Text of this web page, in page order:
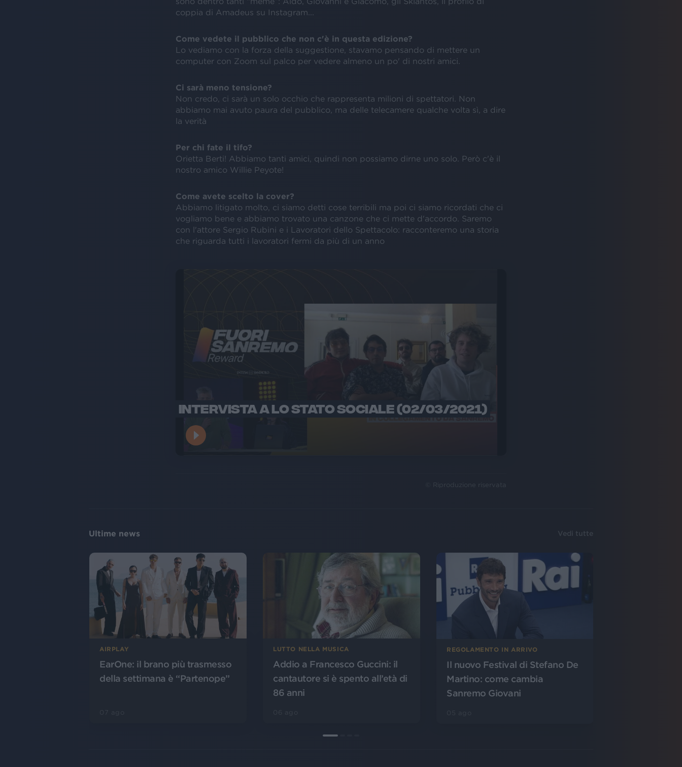
coppia di Amadeus su Instagram...
Come vedete il pubblico che non c'è in questa edizione?
Lo vediamo con la forza della suggestione, stavamo pensando di mettere un
computer con Zoom sul palco per vedere almeno un po' di nostri amici.
Ci sarà meno tensione?
Non credo, ci sarà un solo occhio che rappresenta milioni di spettatori. Non
abbiamo mai avuto paura del pubblico, ma delle telecamere qualche volta sì, a dire
la verità
Per chi fate il tifo?
Orietta Berti! Abbiamo tanti amici, quindi non possiamo dirne uno solo. Però c'è il
nostro amico Willie Peyote!
Come avete scelto la cover?
Abbiamo litigato molto, ci siamo detti cose terribili ma poi ci siamo ricordati che ci
vogliamo bene e abbiamo trovato una canzone che ci mette d'accordo. Saremo
con l'attore Sergio Rubini e i Lavoratori dello Spettacolo: racconteremo una storia
che riguarda tutti i lavoratori fermi da più di un anno
INTERVISTA A LO STATO SOCIALE (02/03/2021)
© Riproduzione riservata
Ultime news Vedi tutte
AIRPLAY
EarOne: il brano più trasmesso
della settimana è “Partenope”
LUTTO NELLA MUSICA
Addio a Francesco Guccini: il
cantautore si è spento all’età di
86 anni
REGOLAMENTO IN ARRIVO
Il nuovo Festival di Stefano De
Martino: come cambia
Sanremo Giovani